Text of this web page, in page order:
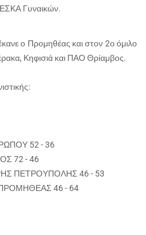
Γυναικών.
ο Προμηθέας και στον 2ο όμιλο
Κηφισιά και ΠΑΟ Θρίαμβος.
52 - 36
72 - 46
ΠΕΤΡΟΥΠΟΛΗΣ 46 - 53
46 - 64